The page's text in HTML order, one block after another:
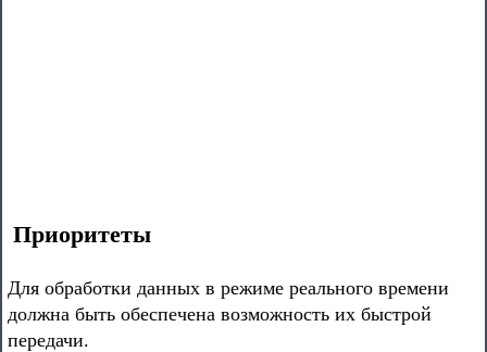
Приоритеты
Для обработки данных в режиме реального времени
должна быть обеспечена возможность их быстрой
передачи.